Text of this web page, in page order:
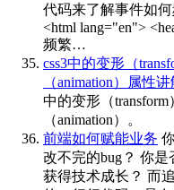
代码来了解事件如
<html lang="en">
频繁…
css3中的变形（
（animation）属性
中的变形（
（animation）。
前端如何赋能业务
改不完的bug？ 你
获得技术成长？ 而